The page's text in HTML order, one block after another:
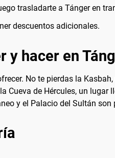
trasladarte a Tánger en
descuentos adicionales.
y hacer en
No te pierdas la
Cueva de Hércules, un
y el Palacio del Sultán